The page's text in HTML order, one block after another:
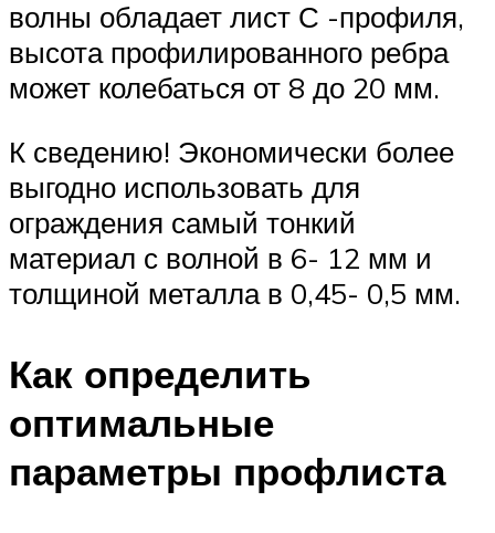
волны обладает лист С -профиля,
высота профилированного ребра
может колебаться от 8 до 20 мм.
К сведению! Экономически более
выгодно использовать для
ограждения самый тонкий
материал с волной в 6- 12 мм и
толщиной металла в 0,45- 0,5 мм.
Как определить
оптимальные
параметры профлиста